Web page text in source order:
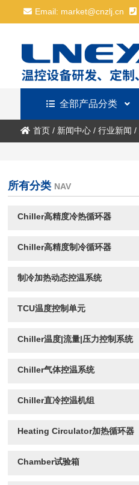
Email: market@cnzlj.cn
全部产品分类
首页/ 新闻中心/ 行业新闻 /
所有分类 NAV
Chiller高精度冷热循环器
Chiller高精度制冷循环器
制冷加热动态控温系统
TCU温度控制单元
Chiller温度|流量|压力控制系统
Chiller气体控温系统
Chiller直冷控温机组
Heating Circulator加热循环器
Chamber试验箱